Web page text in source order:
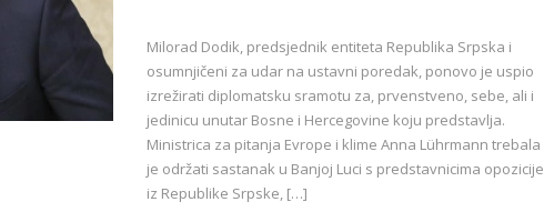
Milorad Dodik, predsjednik entiteta Republika Srpska i
osumnjičeni za udar na ustavni poredak, ponovo je uspio
izrežirati diplomatsku sramotu za, prvenstveno, sebe, ali i
jedinicu unutar Bosne i Hercegovine koju predstavlja.
Ministrica za pitanja Evrope i klime Anna Lührmann trebala
je održati sastanak u Banjoj Luci s predstavnicima opozicije
iz Republike Srpske, […]